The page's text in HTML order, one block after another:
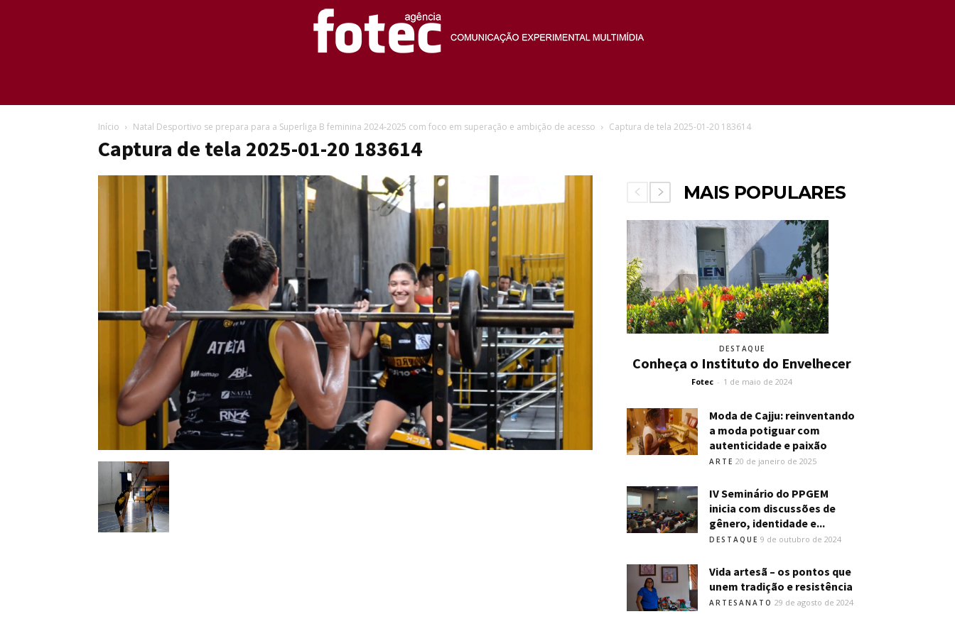
Fotec
Início Natal Desportivo se prepara para a Superliga B feminina 2024-2025 com foco em superação e ambição de acesso Captura de tela 2025-01-20 183614
Captura de tela 2025-01-20 183614
MAIS POPULARES
DESTAQUE
Conheça o Instituto do Envelhecer
Fotec - 1 de maio de 2024
Moda de Cajju: reinventando
a moda potiguar com
autenticidade e paixão
ARTE 20 de janeiro de 2025
IV Seminário do PPGEM
inicia com discussões de
gênero, identidade e...
DESTAQUE 9 de outubro de 2024
Vida artesã – os pontos que
unem tradição e resistência
ARTESANATO 29 de agosto de 2024